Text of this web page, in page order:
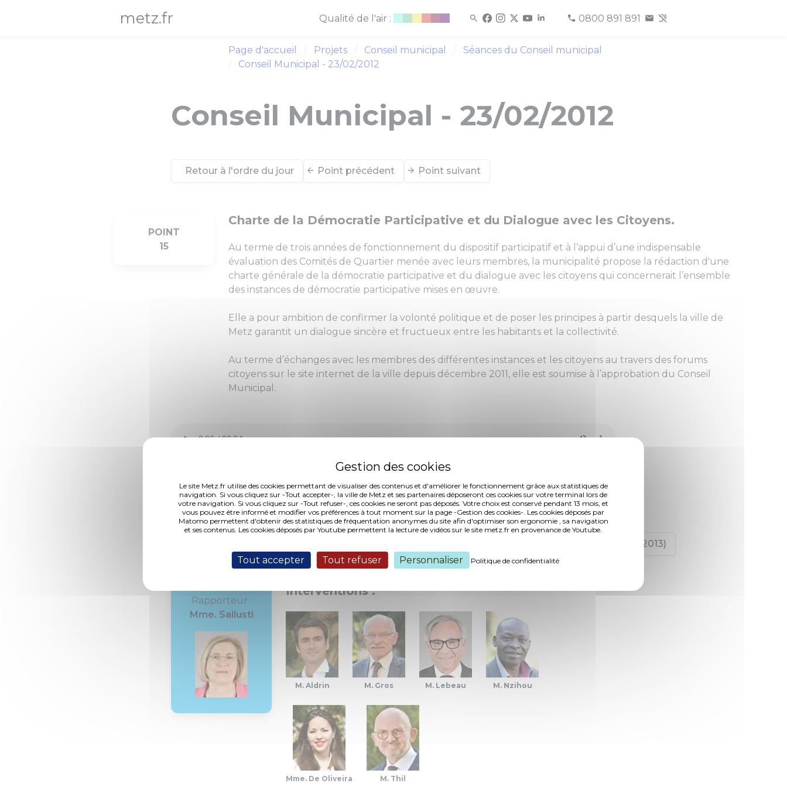
Le site Metz.fr utilise des cookies permettant de visualiser des contenus et d'améliorer le fonctionnement grâce aux statistiques de
navigation. Si vous cliquez sur -Tout accepter-, la ville de Metz et ses partenaires déposeront ces cookies sur votre terminal lors de
votre navigation. Si vous cliquez sur -Tout refuser-, ces cookies ne seront pas déposés. Votre choix est conservé pendant 13 mois, et
vous pouvez être informé et modifier vos préférences à tout moment sur la page -Gestion des cookies-. Les cookies déposés par
Matomo permettent d'obtenir des statistiques de fréquentation anonymes du site afin d'optimiser son ergonomie , sa navigation
et ses contenus. Les cookies déposés par Youtube permettent la lecture de vidéos sur le site metz.fr en provenance de Youtube.
Tout accepter Tout refuser Personnaliser Politique de confidentialité
metz.fr Qualité de l'air : 0800 891 891
Page d'accueil Projets Conseil municipal
Séances du Conseil municipal
Conseil Municipal - 23/02/2012
Conseil Municipal - 23/02/2012
Retour à l'ordre du jour Point précédent Point suivant
POINT
15
Charte de la Démocratie Participative et du Dialogue avec les Citoyens.
Au terme de trois années de fonctionnement du dispositif participatif et à l’appui d’une indispensable
évaluation des Comités de Quartier menée avec leurs membres, la municipalité propose la rédaction d'une
charte générale de la démocratie participative et du dialogue avec les citoyens qui concernerait l’ensemble
des instances de démocratie participative mises en œuvre.
Elle a pour ambition de confirmer la volonté politique et de poser les principes à partir desquels la ville de
Metz garantit un dialogue sincère et fructueux entre les habitants et la collectivité.
Au terme d’échanges avec les membres des différentes instances et les citoyens au travers des forums
citoyens sur le site internet de la ville depuis décembre 2011, elle est soumise à l’approbation du Conseil
Municipal.
DCM N° 12-02-15 (233,89 ko, publié le 11/09/2013)
Charte de la Démocratie participative et du dialogue avec les citoyens (294,33 ko, publié le 11/09/2013)
Rapporteur :
Mme. Sallusti
Interventions :
M. Aldrin M. Gros M. Lebeau M. Nzihou
Mme. De Oliveira M. Thil